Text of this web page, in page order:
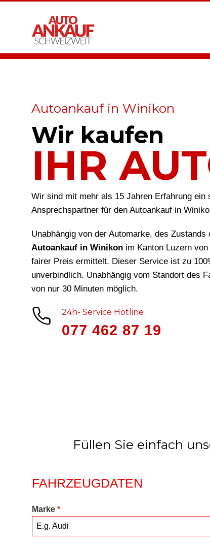
Autoankauf in Winikon
Wir kaufen
IHR
Wir sind mit mehr als 15 Jahren Erfahrung
Ansprechspartner für den Autoankauf in
Unabhängig von der Automarke, des
Autoankauf in Winikon im Kanton Luzern
fairer Preis ermittelt. Dieser Service ist zu
unverbindlich. Unabhängig vom Standort des
von nur 30 Minuten möglich.
24h- Service Hotline
077 462 87 19
Füllen Sie einfach
FAHRZEUGDATEN
Marke *
E.g. Audi